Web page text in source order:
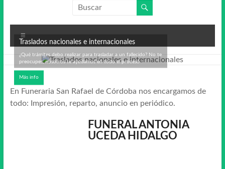
Traslados nacionales e internacionales
¿Qué trámites debo realizar para trasladar a un fallecido? No te
preocupes, nosotros te ayudamos en todo el proceso
Más info
En Funeraria San Rafael de Córdoba nos encargamos de
todo: Impresión, reparto, anuncio en periódico.
FUNERAL ANTONIA
UCEDA HIDALGO